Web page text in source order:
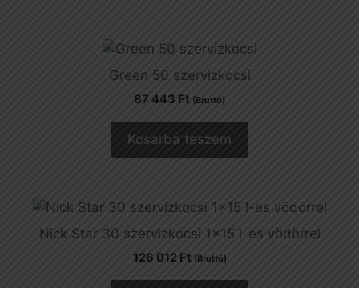
Green 50 szervizkocsi
87 443 Ft (Bruttó)
Kosárba teszem
Nick Star 30 szervizkocsi 1×15 l-es vödörrel
126 012 Ft (Bruttó)